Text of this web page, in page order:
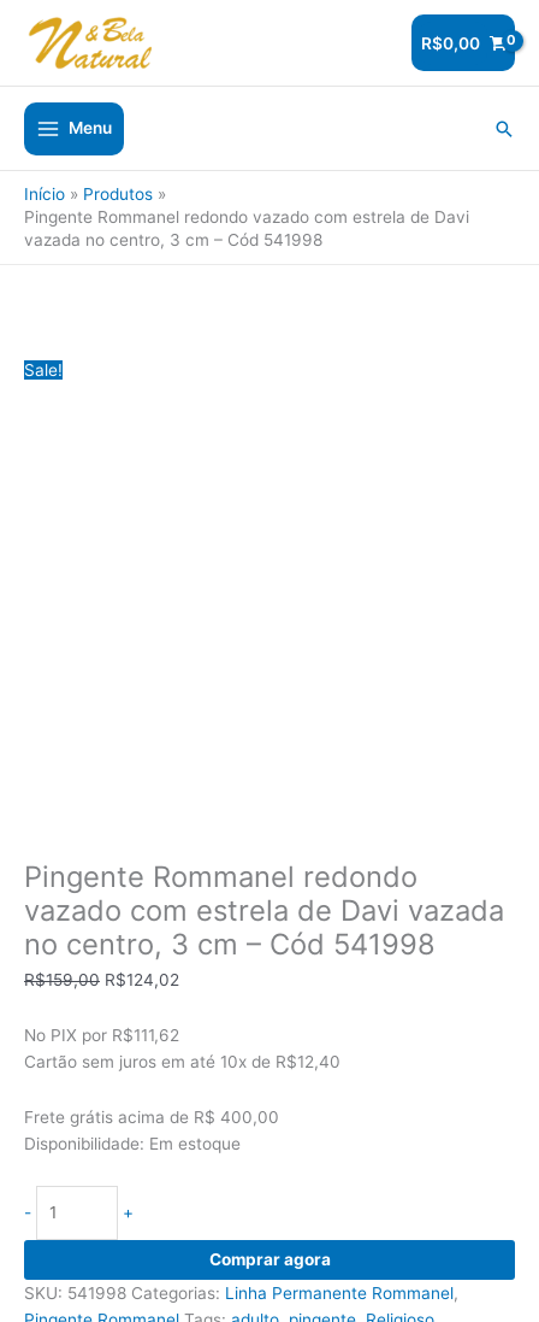
para
conteúdo
R$0,00
Menu
Início
Produtos
Pingente Rommanel redondo vazado com estrela de Davi
vazada no centro, 3 cm – Cód 541998
Sale!
Pingente Rommanel redondo
vazado com estrela de Davi vazada
no centro, 3 cm – Cód 541998
R$159,00 O
original
era:
R$124,02
é:
No PIX por R$111,62
Cartão sem juros em até 10x de R$12,40
Frete grátis acima de R$ 400,00
Disponibilidade: Em estoque
-
Rommanel
redondo
+
Comprar agora
SKU: 541998 Categorias: Linha Permanente Rommanel,